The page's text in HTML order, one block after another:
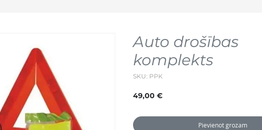
Auto drošības
komplekts
SKU: PPK
49,00 €Cena
Pievienot grozam